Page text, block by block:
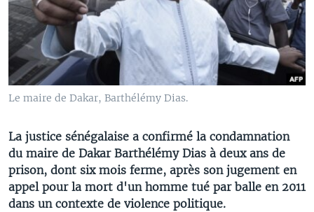
Le maire de Dakar, Barthélémy Dias.
La justice sénégalaise a confirmé la condamnation
du maire de Dakar Barthélémy Dias à deux ans de
prison, dont six mois ferme, après son jugement en
appel pour la mort d'un homme tué par balle en 2011
dans un contexte de violence politique.